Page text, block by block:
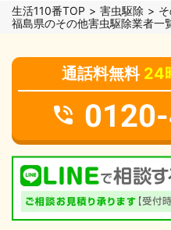
生活110番TOP 害虫駆除
福島県のその他害虫駆除業者一
通話料無料 24